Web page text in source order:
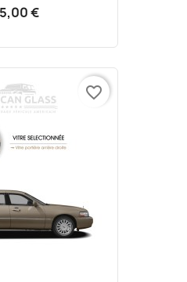
€
favorite_border